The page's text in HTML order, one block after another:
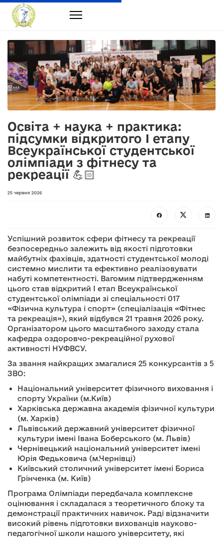
Освіта + наука + практика:
підсумки відкритого І етапу
Всеукраїнської студентської
олімпіади з фітнесу та
рекреації 💪🏻
25 червня 2026
Успішний розвиток сфери фітнесу та рекреації
безпосередньо залежить від якості підготовки
майбутніх фахівців, здатності студентської молоді
системно мислити та ефективно реалізовувати
набуті компетентності. Вагомим підтвердженням
цього став відкритий I етап Всеукраїнської
студентської олімпіади зі спеціальності 017
«Фізична культура і спорт» (спеціалізація «Фітнес
та рекреація»), який відбувся 21 травня 2026 року.
Організатором цього масштабного заходу стала
кафедра оздоровчо-рекреаційної рухової
активності НУФВСУ.
За звання найкращих змагалися 25 конкурсантів з 5
ЗВО:
Національний університет фізичного виховання і
спорту України (м.Київ)
Харківська державна академія фізичної культури
(м. Харків)
Львівський державний університет фізичної
культури імені Івана Боберського (м. Львів)
Чернівецький національний університет імені
Юрія Федьковича (м.Чернівці)
Київський столичний університет імені Бориса
Грінченка (м. Київ)
Програма Олімпіади передбачала комплексне
оцінювання і складалася з теоретичного блоку та
демонстрації практичних навичок. Раді відзначити
високий рівень підготовки вихованців науково-
педагогічної школи нашого університету, які